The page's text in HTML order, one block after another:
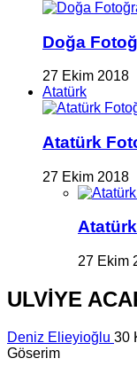
Doğa
27 Ekim 2018
Atatürk
Atatürk
27 Ekim 2018
27 Ekim
ULVİYE
Deniz Elieyioğlu 30
Göserim